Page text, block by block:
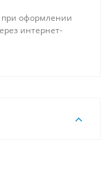
при оформлении
интернет-